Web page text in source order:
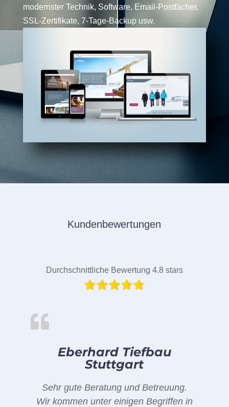
modernster Technik, Software, Email-Postfächer,
SSL-Zertifikate, 7-Tage-Backup usw.
Kundenbewertungen
Durchschnittliche Bewertung 4.8 stars
Eberhard Tiefbau
Stuttgart
Sehr gute Beratung und Betreuung.
Wir kommen unter einigen Begriffen in